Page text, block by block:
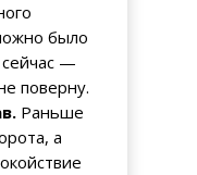
было
—
поверну.
Раньше
а